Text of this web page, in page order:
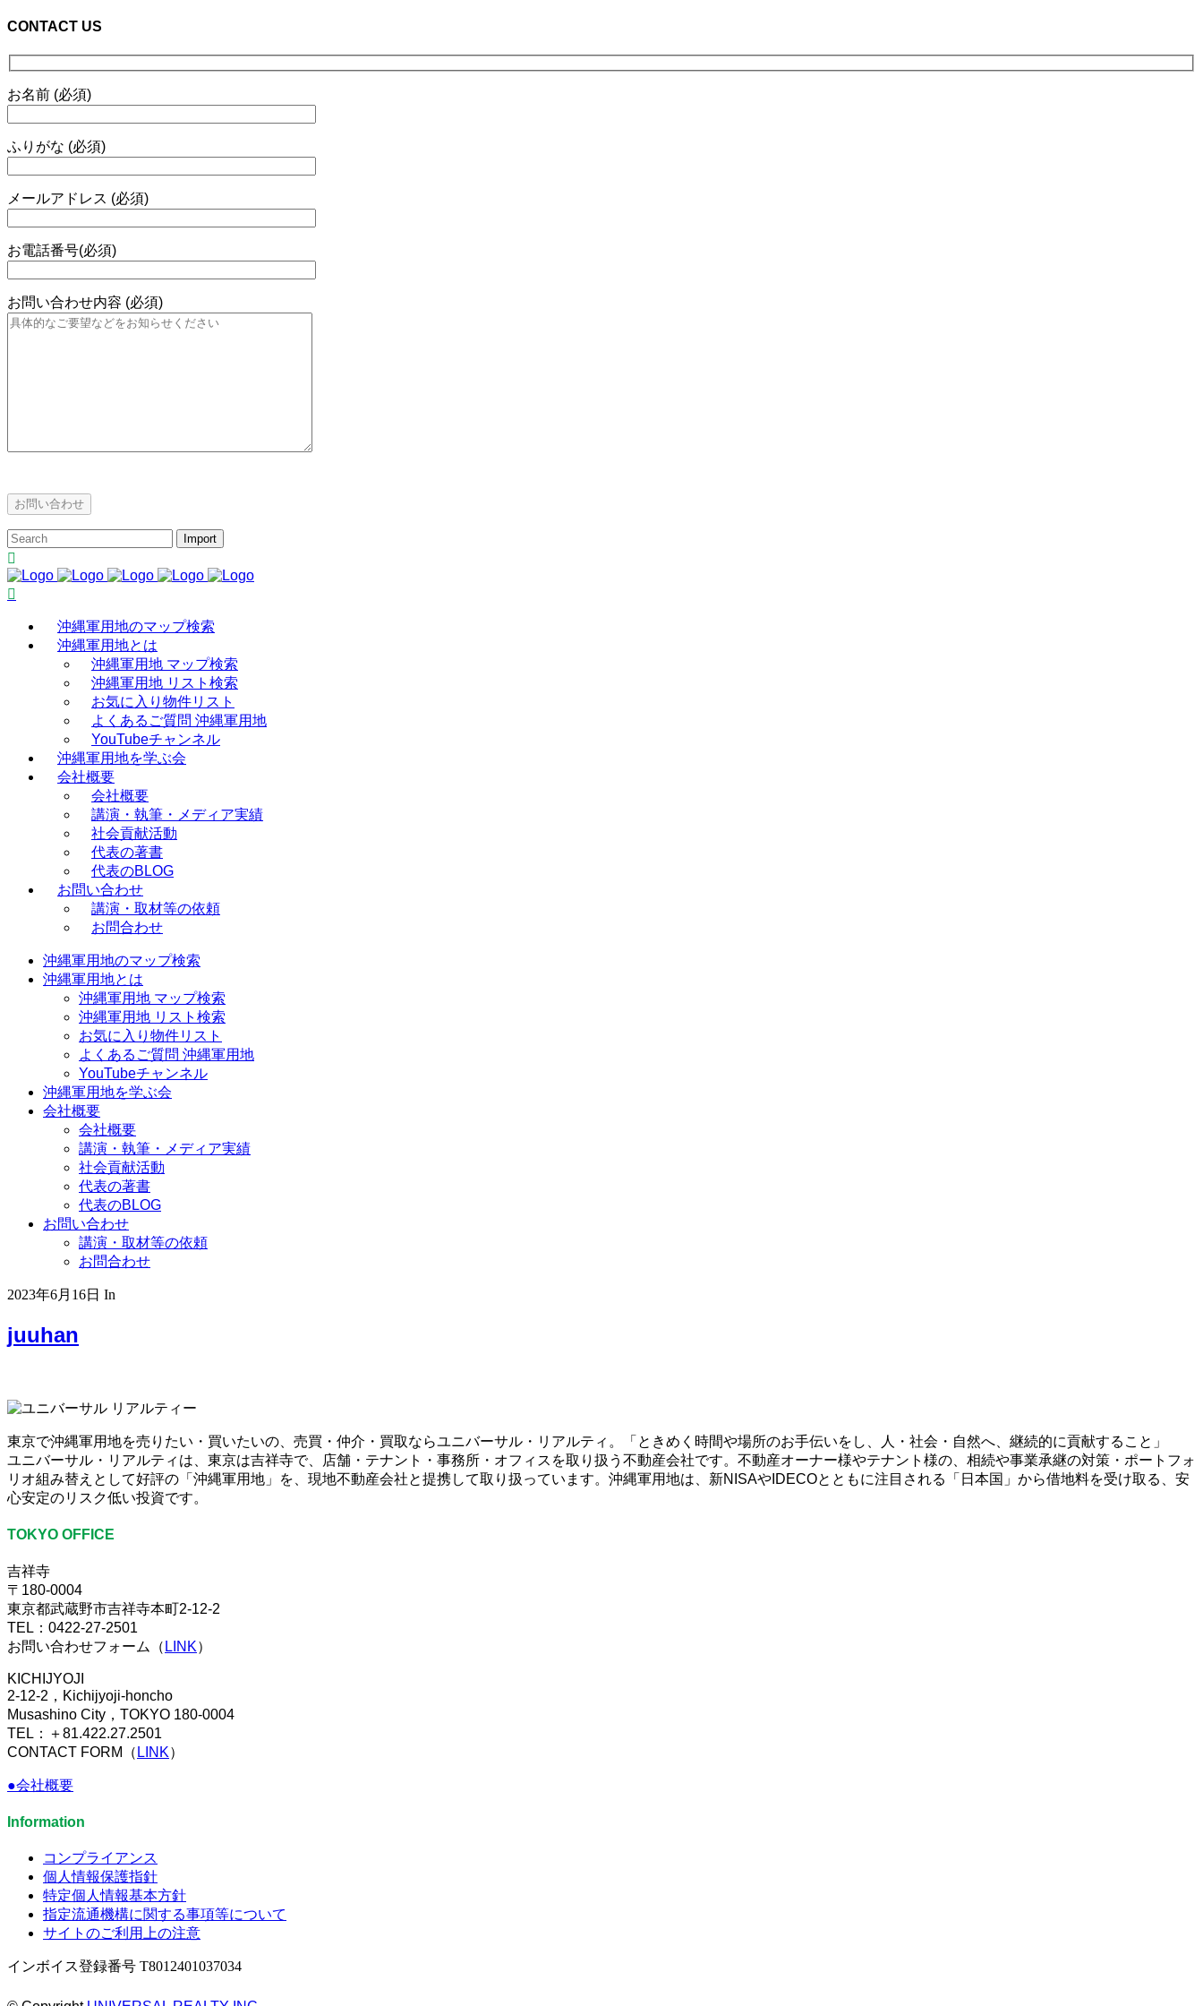
CONTACT US
お名前 (必須)
ふりがな (必須)
メールアドレス (必須)
お電話番号(必須)
お問い合わせ内容 (必須)
沖縄軍用地のマップ検索
沖縄軍用地とは
沖縄軍用地 マップ検索
沖縄軍用地 リスト検索
お気に入り物件リスト
よくあるご質問 沖縄軍用地
YouTubeチャンネル
沖縄軍用地を学ぶ会
会社概要
会社概要
講演・執筆・メディア実績
社会貢献活動
代表の著書
代表のBLOG
お問い合わせ
講演・取材等の依頼
お問合わせ
沖縄軍用地のマップ検索
沖縄軍用地とは
沖縄軍用地 マップ検索
沖縄軍用地 リスト検索
お気に入り物件リスト
よくあるご質問 沖縄軍用地
YouTubeチャンネル
沖縄軍用地を学ぶ会
会社概要
会社概要
講演・執筆・メディア実績
社会貢献活動
代表の著書
代表のBLOG
お問い合わせ
講演・取材等の依頼
お問合わせ
2023年6月16日 In
juuhan
東京で沖縄軍用地を売りたい・買いたいの、売買・仲介・買取ならユニバーサル・リアルティ。「ときめく時間や場所のお手伝いをし、人・社会・自然へ、継続的に貢献すること」
ユニバーサル・リアルティは、東京は吉祥寺で、店舗・テナント・事務所・オフィスを取り扱う不動産会社です。不動産オーナー様やテナント様の、相続や事業承継の対策・ポートフォ
リオ組み替えとして好評の「沖縄軍用地」を、現地不動産会社と提携して取り扱っています。沖縄軍用地は、新NISAやIDECOとともに注目される「日本国」から借地料を受け取る、安
心安定のリスク低い投資です。
TOKYO OFFICE
吉祥寺
〒180-0004
東京都武蔵野市吉祥寺本町2-12-2
TEL：0422-27-2501
お問い合わせフォーム（ LINK）
KICHIJYOJI
2-12-2，Kichijyoji-honcho
Musashino City，TOKYO 180-0004
TEL：＋81.422.27.2501
CONTACT FORM（ LINK）
●会社概要
Information
コンプライアンス
個人情報保護指針
特定個人情報基本方針
指定流通機構に関する事項等について
サイトのご利用上の注意
インボイス登録番号 T8012401037034